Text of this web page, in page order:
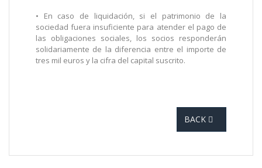
• En caso de liquidación, si el patrimonio de la
sociedad fuera insuficiente para atender el pago de
las obligaciones sociales, los socios responderán
solidariamente de la diferencia entre el importe de
tres mil euros y la cifra del capital suscrito.
BACK